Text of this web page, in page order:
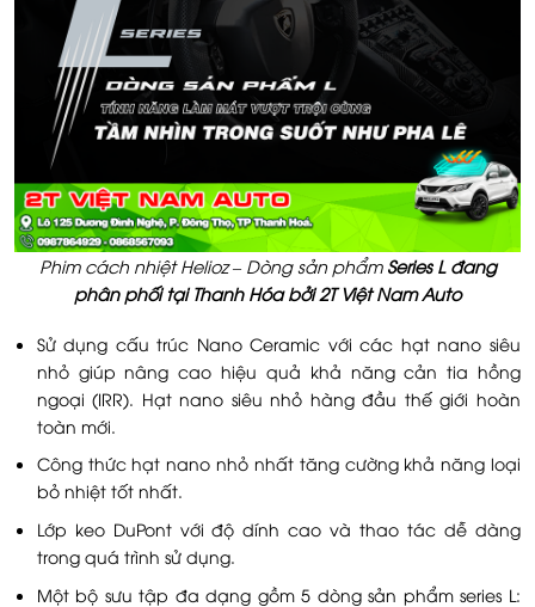
Phim cách nhiệt Helioz – Dòng sản phẩm Series L đang
phân phối tại Thanh Hóa bởi 2T Việt Nam Auto
Sử dụng cấu trúc Nano Ceramic với các hạt nano siêu
nhỏ giúp nâng cao hiệu quả khả năng cản tia hồng
ngoại (IRR). Hạt nano siêu nhỏ hàng đầu thế giới hoàn
toàn mới.
Công thức hạt nano nhỏ nhất tăng cường khả năng loại
bỏ nhiệt tốt nhất.
Lớp keo DuPont với độ dính cao và thao tác dễ dàng
trong quá trình sử dụng.
Một bộ sưu tập đa dạng gồm 5 dòng sản phẩm series L: